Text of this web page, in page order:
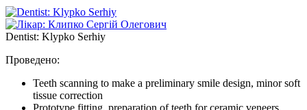
Dentist: Klypko Serhiy
Проведено:
Teeth scanning to make a preliminary smile design, minor soft
tissue correction
Prototype fitting, preparation of teeth for ceramic veneers,